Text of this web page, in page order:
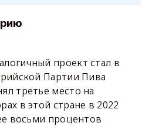
проект стал в
Партии Пива
третье место на
в этой стране в 2022
восьми процентов